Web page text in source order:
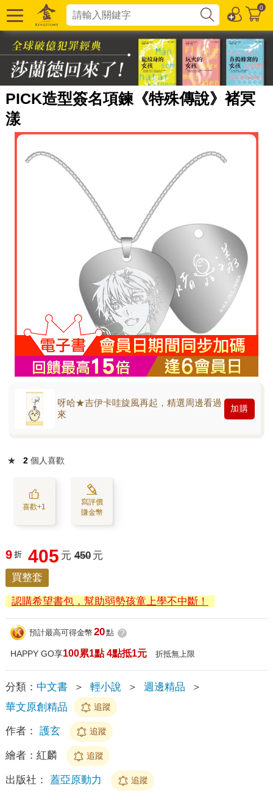
0
PICK造型簽名項鍊《特殊傳說》褚冥
漾
呀哈★吉伊卡哇旋風再起，精選周邊看過
來
加購
★ 2 個人喜歡
喜歡+1
寫評價
賺金幣
9 折 405 元 450 元
買整套
認購希望書包，幫助弱勢孩童上學不中斷！
預計最高可得金幣 20點 ?
HAPPY GO享100累1點 4點抵1元 折抵無上限
分類： 中文書 ＞ 輕小說 ＞ 週邊精品
＞
華文原創精品
追蹤
作者： 護玄 追蹤
繪者： 紅麟 追蹤
出版社： 蓋亞原動力 追蹤